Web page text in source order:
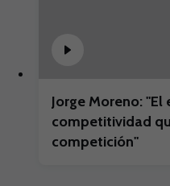
Jorge Moreno:
competitividad
competición"